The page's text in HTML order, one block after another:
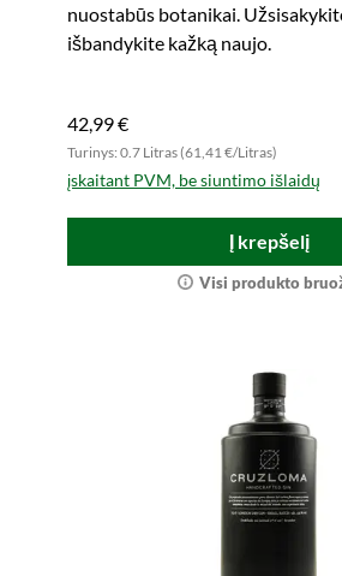
nuostabūs botanikai.
išbandykite kažką naujo.
42,99 €
Turinys: 0.7 Litras (61,41 €/Litras)
įskaitant PVM, be siuntimo išlaidų
Į krepšelį
Visi produkto